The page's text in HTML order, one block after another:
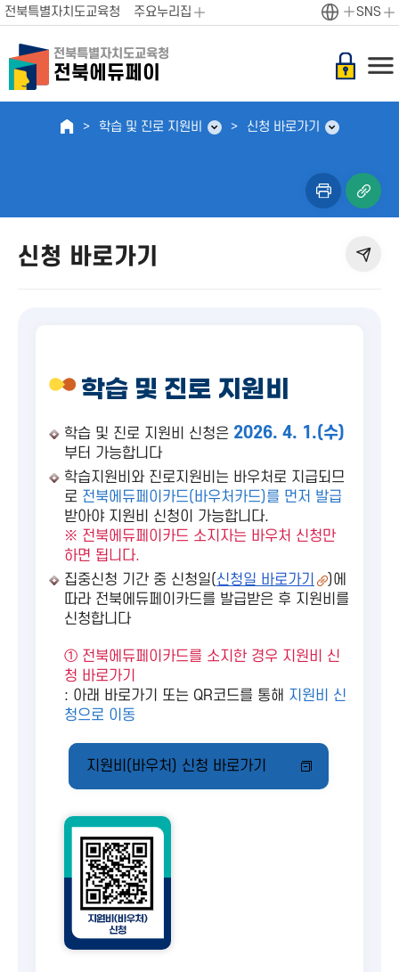
전북특별자치도교육청 주요누리집 SNS
전북특별자치도교육청
전북에듀페이
학습 및 진로 지원비 신청 바로가기
신청 바로가기
학습 및 진로 지원비
학습 및 진로 지원비 신청은 2026. 4. 1.(수)
부터 가능합니다
학습지원비와 진로지원비는 바우처로 지급되므
로 전북에듀페이카드(바우처카드)를 먼저 발급
받아야 지원비 신청이 가능합니다.
※ 전북에듀페이카드 소지자는 바우처 신청만
하면 됩니다.
집중신청 기간 중 신청일(신청일 바로가기
)에
따라 전북에듀페이카드를 발급받은 후 지원비를
신청합니다
① 전북에듀페이카드를 소지한 경우 지원비 신
청 바로가기
: 아래 바로가기 또는 QR코드를 통해 지원비 신
청으로 이동
지원비(바우처) 신청 바로가기